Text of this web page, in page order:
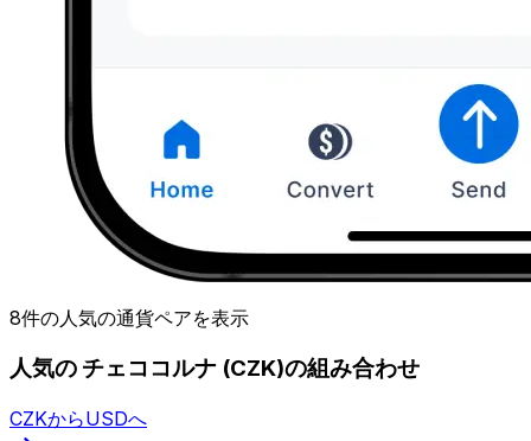
8件の人気の通貨ペアを表示
人気の チェココルナ (CZK)の組み合わせ
CZKからUSDへ